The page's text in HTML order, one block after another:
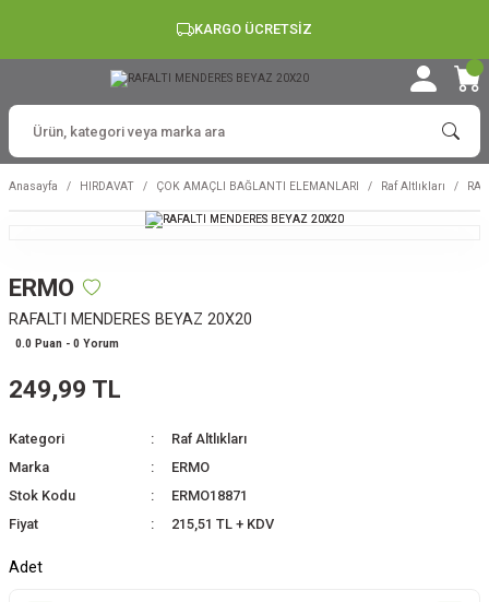
KARGO ÜCRETSİZ
Anasayfa HIRDAVAT ÇOK AMAÇLI BAĞLANTI ELEMANLARI Raf Altlıkları
ERMO
RAFALTI MENDERES BEYAZ 20X20
0.0 Puan - 0 Yorum
249,99 TL
Kategori
Raf Altlıkları
Marka
ERMO
Stok Kodu
ERMO18871
Fiyat
215,51 TL + KDV
Adet